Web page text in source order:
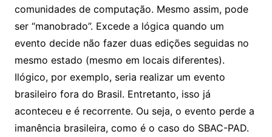
comunidades de computação. Mesmo assim, pode
ser “manobrado”. Excede a lógica quando um
evento decide não fazer duas edições seguidas no
mesmo estado (mesmo em locais diferentes).
Ilógico, por exemplo, seria realizar um evento
brasileiro fora do Brasil. Entretanto, isso já
aconteceu e é recorrente. Ou seja, o evento perde a
imanência brasileira, como é o caso do SBAC-PAD.